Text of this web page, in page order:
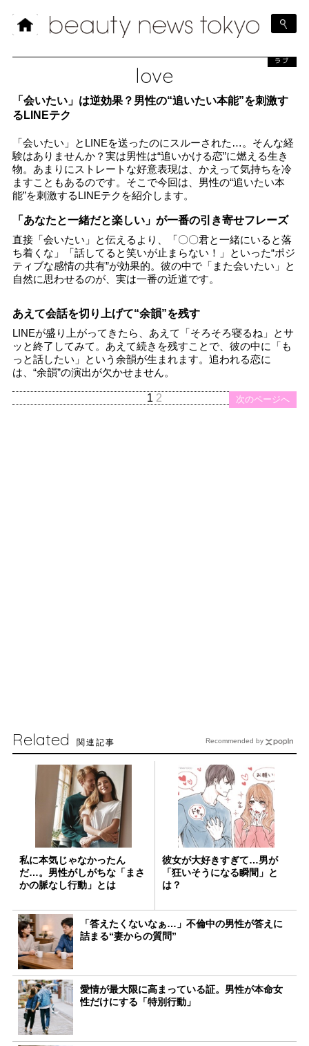
love
ラブ
「会いたい」は逆効果？男性の“追いたい本能”を刺激す
るLINEテク
「会いたい」とLINEを送ったのにスルーされた…。そんな経
験はありませんか？実は男性は“追いかける恋”に燃える生き
物。あまりにストレートな好意表現は、かえって気持ちを冷
ますこともあるのです。そこで今回は、男性の“追いたい本
能”を刺激するLINEテクを紹介します。
「あなたと一緒だと楽しい」が一番の引き寄せフレーズ
直接「会いたい」と伝えるより、「〇〇君と一緒にいると落
ち着くな」「話してると笑いが止まらない！」といった“ポジ
ティブな感情の共有”が効果的。彼の中で「また会いたい」と
自然に思わせるのが、実は一番の近道です。
あえて会話を切り上げて“余韻”を残す
LINEが盛り上がってきたら、あえて「そろそろ寝るね」とサ
ッと終了してみて。あえて続きを残すことで、彼の中に「も
っと話したい」という余韻が生まれます。追われる恋に
は、“余韻”の演出が欠かせません。
次のページへ
1 2
Related 関連記事
私に本気じゃなかったん
だ…。男性がしがちな「まさ
かの脈なし行動」とは
彼女が大好きすぎて…男が
「狂いそうになる瞬間」と
は？
「答えたくないなぁ…」不倫中の男性が答えに
詰まる“妻からの質問”
愛情が最大限に高まっている証。男性が本命女
性だけにする「特別行動」
Recommended by